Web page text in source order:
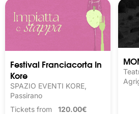
Festival Franciacorta In
Kore
SPAZIO EVENTI KORE,
Passirano
Tickets from 120.00€